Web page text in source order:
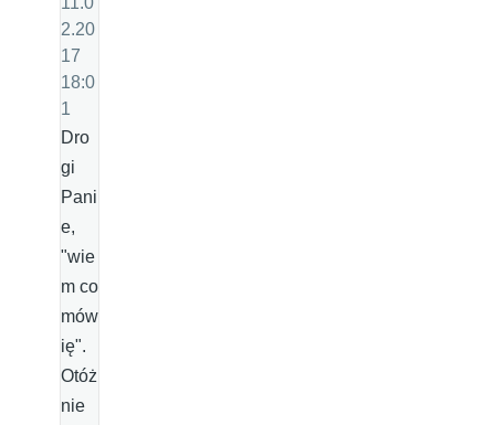
2.20
17
18:0
1
Dro
gi
Pani
e,
"wie
m co
mów
ię".
Otóż
nie